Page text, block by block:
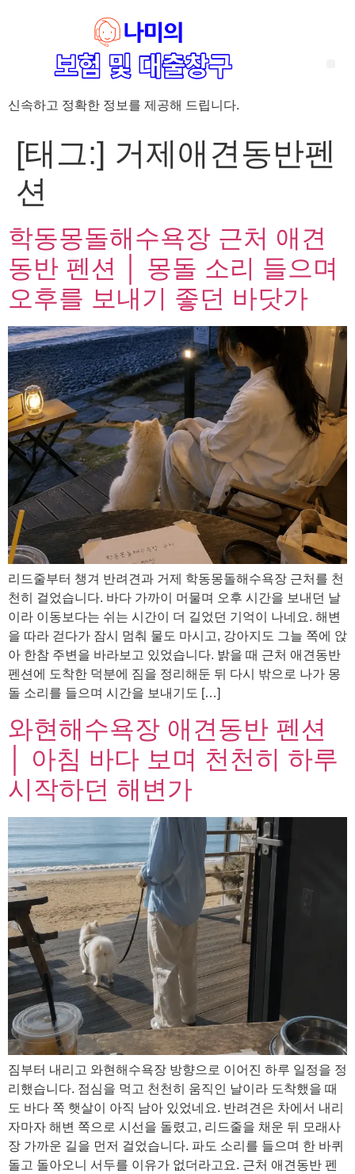
신속하고 정확한 정보를 제공해 드립니다.
[태그:] 거제애견동반펜
션
학동몽돌해수욕장 근처 애견
동반 펜션 │ 몽돌 소리 들으며
오후를 보내기 좋던 바닷가
리드줄부터 챙겨 반려견과 거제 학동몽돌해수욕장 근처를 천
천히 걸었습니다. 바다 가까이 머물며 오후 시간을 보내던 날
이라 이동보다는 쉬는 시간이 더 길었던 기억이 나네요. 해변
을 따라 걷다가 잠시 멈춰 물도 마시고, 강아지도 그늘 쪽에 앉
아 한참 주변을 바라보고 있었습니다. 밝을 때 근처 애견동반
펜션에 도착한 덕분에 짐을 정리해둔 뒤 다시 밖으로 나가 몽
돌 소리를 들으며 시간을 보내기도 […]
와현해수욕장 애견동반 펜션
│ 아침 바다 보며 천천히 하루
시작하던 해변가
짐부터 내리고 와현해수욕장 방향으로 이어진 하루 일정을 정
리했습니다. 점심을 먹고 천천히 움직인 날이라 도착했을 때
도 바다 쪽 햇살이 아직 남아 있었네요. 반려견은 차에서 내리
자마자 해변 쪽으로 시선을 돌렸고, 리드줄을 채운 뒤 모래사
장 가까운 길을 먼저 걸었습니다. 파도 소리를 들으며 한 바퀴
돌고 돌아오니 서두를 이유가 없더라고요. 근처 애견동반 펜